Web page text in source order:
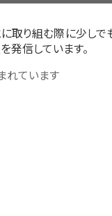
取り組む際に少し
発信しています。